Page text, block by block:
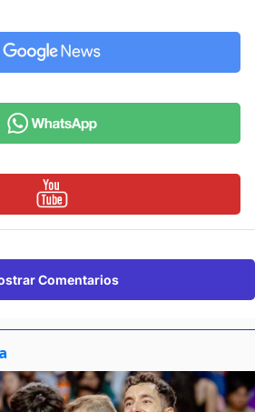
Comentarios